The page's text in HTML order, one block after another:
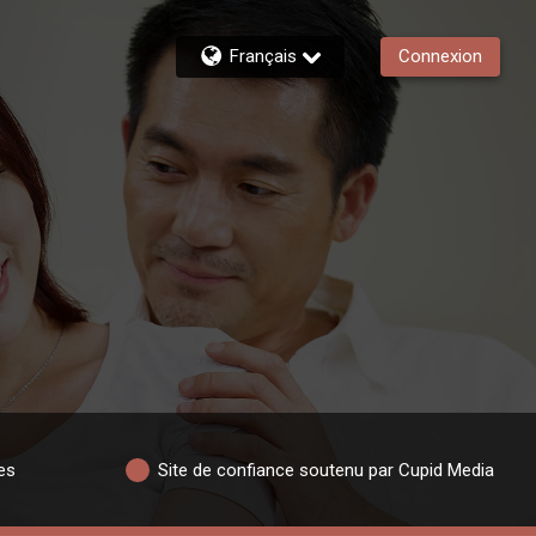
Français Connexion
Site de confiance soutenu par Cupid Media